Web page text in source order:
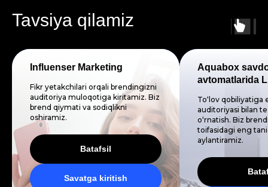
Tavsiya qilamiz
Influenser Marketing
Fikr yetakchilari orqali brendingizni
auditoriya muloqotiga kiritamiz. Biz
brend qiymati va sodiqlikni
oshiramiz.
Batafsil
Savatga kiritish
Aquabox
avtomatlarida
To‘lov qobiliyatiga
auditoriyasi bilan
o‘rnatish. Biz
toifasidagi eng
aylantiramiz.